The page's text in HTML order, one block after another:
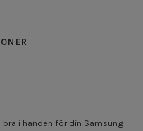
i handen för din Samsung